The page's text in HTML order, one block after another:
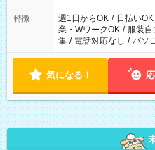
特徴 週1日からOK / 日払いOK
業・WワークOK / 服装自
集 / 電話対応なし / パソ
気になる！